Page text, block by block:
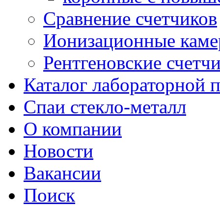
Сравнение счетчиков
Ионизационные
Рентгеновские
Каталог лабораторной
Спаи стекло-металл
О компании
Новости
Вакансии
Поиск